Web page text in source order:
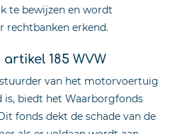
te bewijzen en wordt
rechtbanken erkend.
185 WVW
van het motorvoertuig
is, biedt het Waarborgfonds
fonds dekt de schade van de